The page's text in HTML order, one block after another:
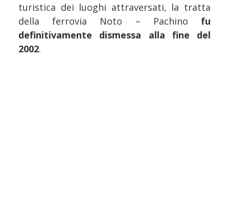
turistica dei luoghi attraversati, la tratta
della ferrovia Noto – Pachino fu
definitivamente dismessa alla fine del
2002.